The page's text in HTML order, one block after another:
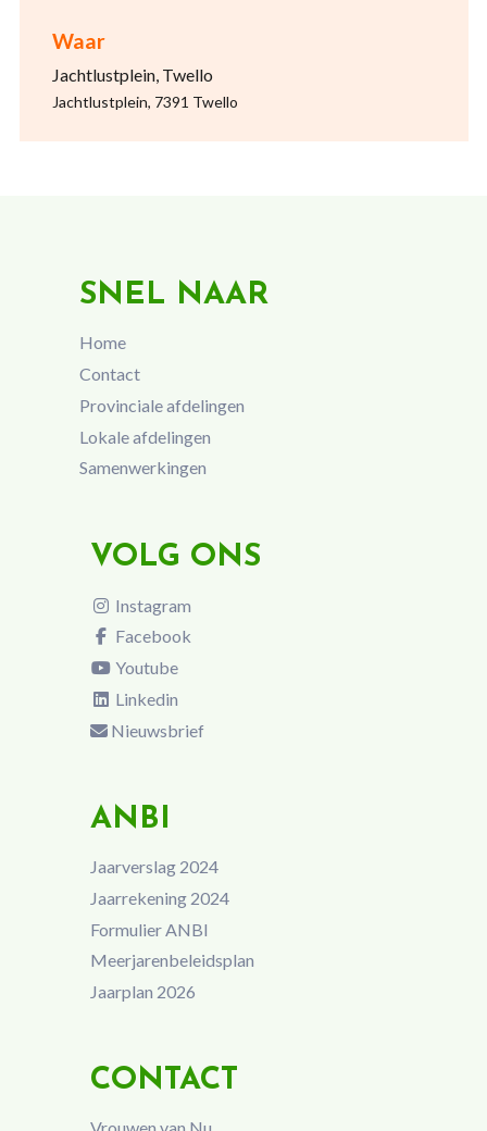
Waar
Jachtlustplein, Twello
Jachtlustplein, 7391 Twello
SNEL NAAR
Home
Contact
Provinciale afdelingen
Lokale afdelingen
Samenwerkingen
VOLG ONS
Instagram
Facebook
Youtube
Linkedin
Nieuwsbrief
ANBI
Jaarverslag 2024
Jaarrekening 2024
Formulier ANBI
Meerjarenbeleidsplan
Jaarplan 2026
CONTACT